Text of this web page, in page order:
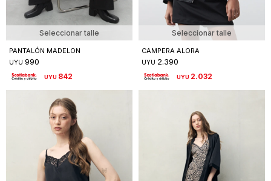
Seleccionar talle
PANTALÓN MADELON
UYU 990
UYU 842
Seleccionar talle
CAMPERA ALORA
UYU 2.390
UYU 2.032